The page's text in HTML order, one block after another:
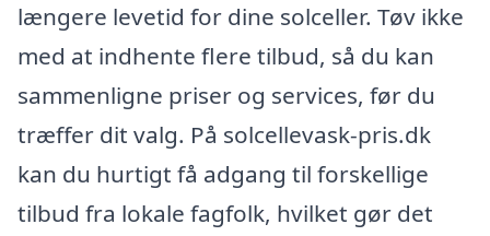
længere levetid for dine solceller. Tøv ikke
med at indhente flere tilbud, så du kan
sammenligne priser og services, før du
træffer dit valg. På solcellevask-pris.dk
kan du hurtigt få adgang til forskellige
tilbud fra lokale fagfolk, hvilket gør det